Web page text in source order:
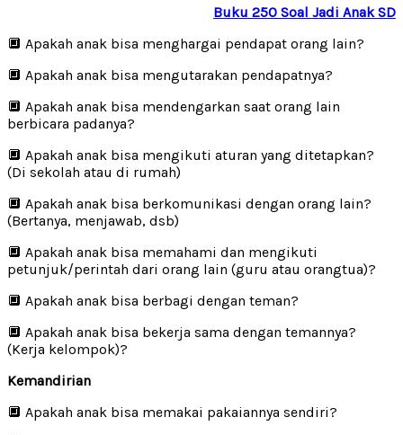
Buku 250 Soal Jadi Anak SD
🔲 Apakah anak bisa menghargai pendapat orang lain?
🔲 Apakah anak bisa mengutarakan pendapatnya?
🔲 Apakah anak bisa mendengarkan saat orang lain
berbicara padanya?
🔲 Apakah anak bisa mengikuti aturan yang ditetapkan?
(Di sekolah atau di rumah)
🔲 Apakah anak bisa berkomunikasi dengan orang lain?
(Bertanya, menjawab, dsb)
🔲 Apakah anak bisa memahami dan mengikuti
petunjuk/perintah dari orang lain (guru atau orangtua)?
🔲 Apakah anak bisa berbagi dengan teman?
🔲 Apakah anak bisa bekerja sama dengan temannya?
(Kerja kelompok)?
Kemandirian
🔲 Apakah anak bisa memakai pakaiannya sendiri?